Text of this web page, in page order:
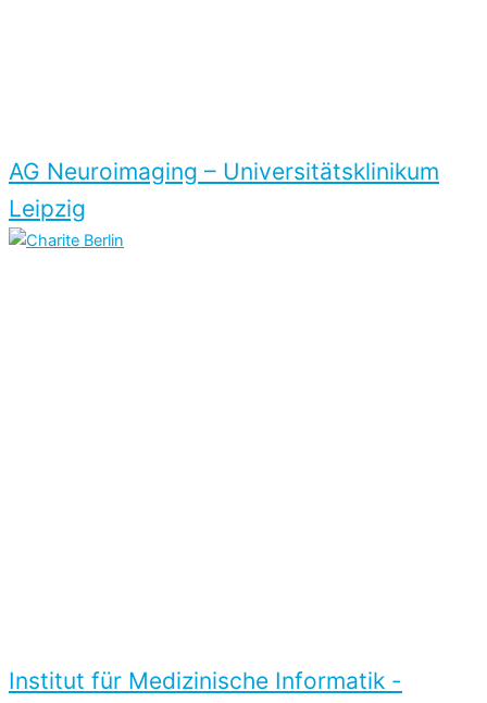
AG Neuroimaging – Universitäts­klinikum
Leipzig
Institut für Medizinische Informatik -